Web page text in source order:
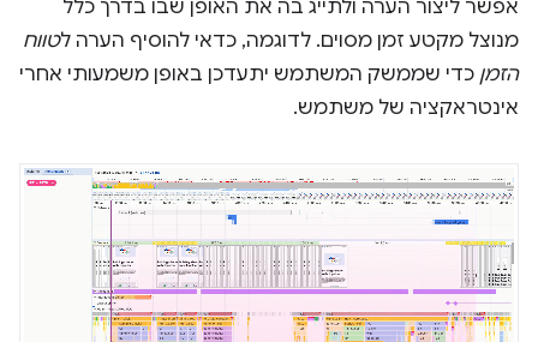
אפשר ליצור הערה ולתייג בה את האופן שבו בדרך כלל
מנוצל מקטע זמן מסוים. לדוגמה, כדאי להוסיף הערה לטווח
הזמן כדי שממשק המשתמש יתעדכן באופן משמעותי אחרי
אינטראקציה של משתמש.